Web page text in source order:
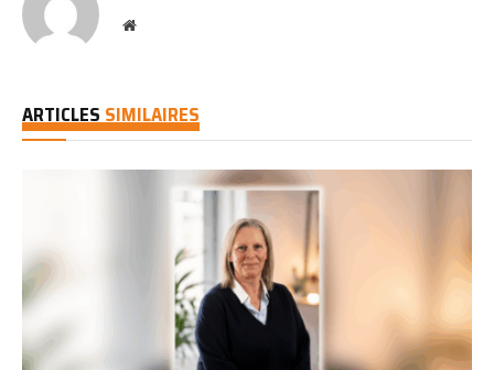
Website
ARTICLES SIMILAIRES